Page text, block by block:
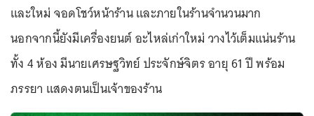
และใหม่ จอดโชว์หน้าร้าน และภายในร้านจำนวนมาก
นอกจากนี้ยังมีเครื่องยนต์ อะไหล่เก่าใหม่ วางไว้เต็มแน่นร้าน
ทั้ง 4 ห้อง มีนายเศรษฐวิทย์ ประจักษ์จิตร อายุ 61 ปี พร้อม
ภรรยา แสดงตนเป็นเจ้าของร้าน